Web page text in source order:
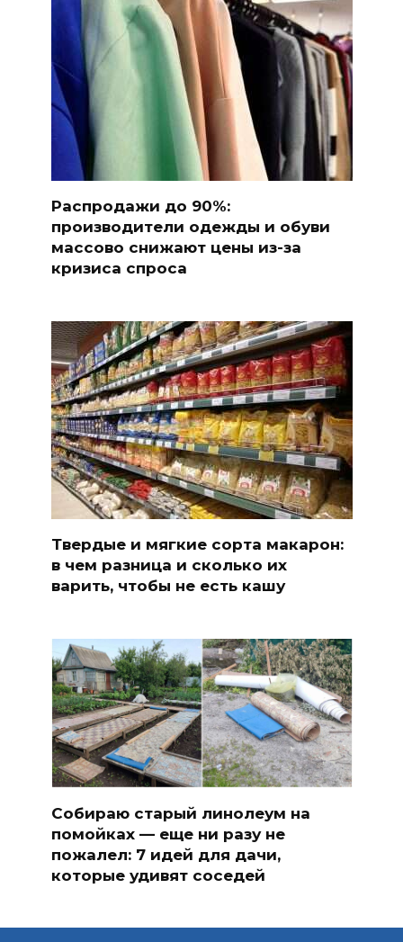
Распродажи до 90%:
производители одежды и обуви
массово снижают цены из-за
кризиса спроса
Твердые и мягкие сорта макарон:
в чем разница и сколько их
варить, чтобы не есть кашу
Собираю старый линолеум на
помойках — еще ни разу не
пожалел: 7 идей для дачи,
которые удивят соседей